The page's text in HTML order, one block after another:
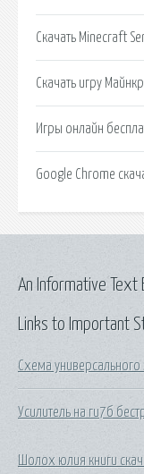
Скачать Minecraft
Скачать игру
Игры онлайн
Google Chrome
Links to Important
Схема универсального
Усилитель на ги7б
Шолох юлия книги
An Informative Text